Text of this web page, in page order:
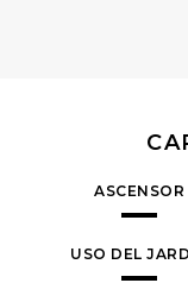
ASCENSOR
USO DEL